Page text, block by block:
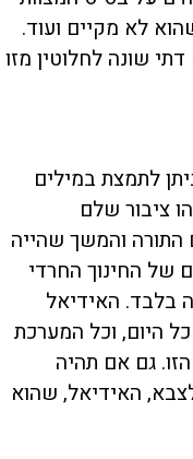
לא מקיים ועוד.
שונה לחלוטין מזו
לתמצת במילים
ציבור שלם
והמשך שהייה
של החינוך החרדי
בלבד. האידיאל
היום, וכל המערכת
גם אם תהיה
האידיאל, שהוא